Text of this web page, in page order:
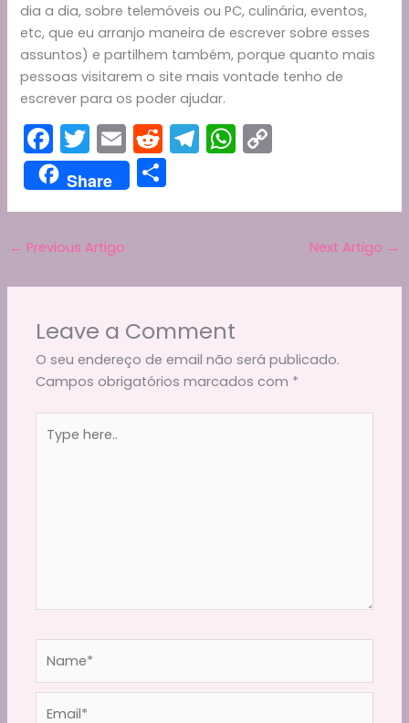
dia a dia, sobre telemóveis ou PC, culinária, eventos,
etc, que eu arranjo maneira de escrever sobre esses
assuntos) e partilhem também, porque quanto mais
pessoas visitarem o site mais vontade tenho de
escrever para os poder ajudar.
F
a
c
b
o
k
T
w
itt
E
m
ai
R
e
d
T
m
W
p n
Share
h
← Previous Artigo Next Artigo →
Leave a Comment
O seu endereço de email não será publicado.
Campos obrigatórios marcados com *
here..